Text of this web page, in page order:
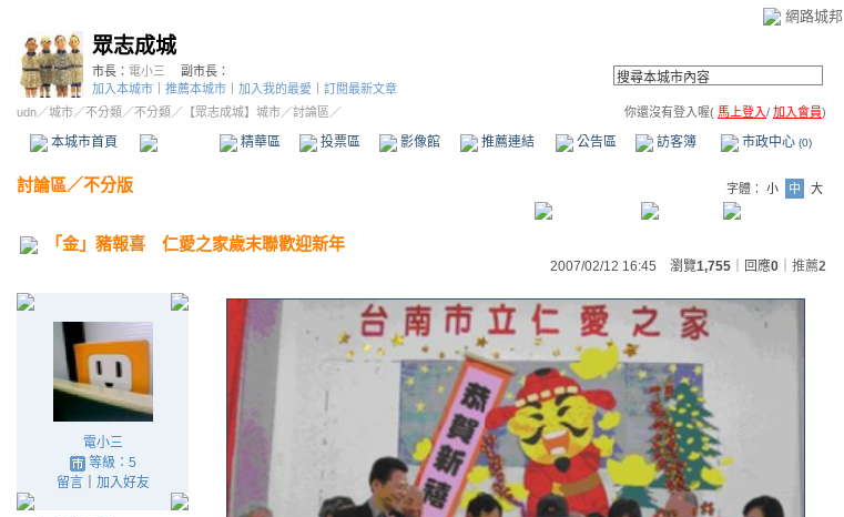
網路城邦
眾志成城
市長： 電小三
副市長：
加入本城市
推薦本城市 加入我的最愛
訂閱最新文章
udn／城市／不分類 ／不分類 ／ 【眾志成城】城市／討論區／ 你還沒有登入喔( 馬上登入/ 加入會員)
本城市首頁 精華區 投票區 影像館 推薦連結 公告區 訪客簿 市政中心 (0)
討論區／不分版 字體： 小 中 大
「金」豬報喜 仁愛之家歲末聯歡迎新年
2007/02/12 16:45 瀏覽1,755 ｜回應0 推薦2
電小三
等級：5
留言｜ 加入好友